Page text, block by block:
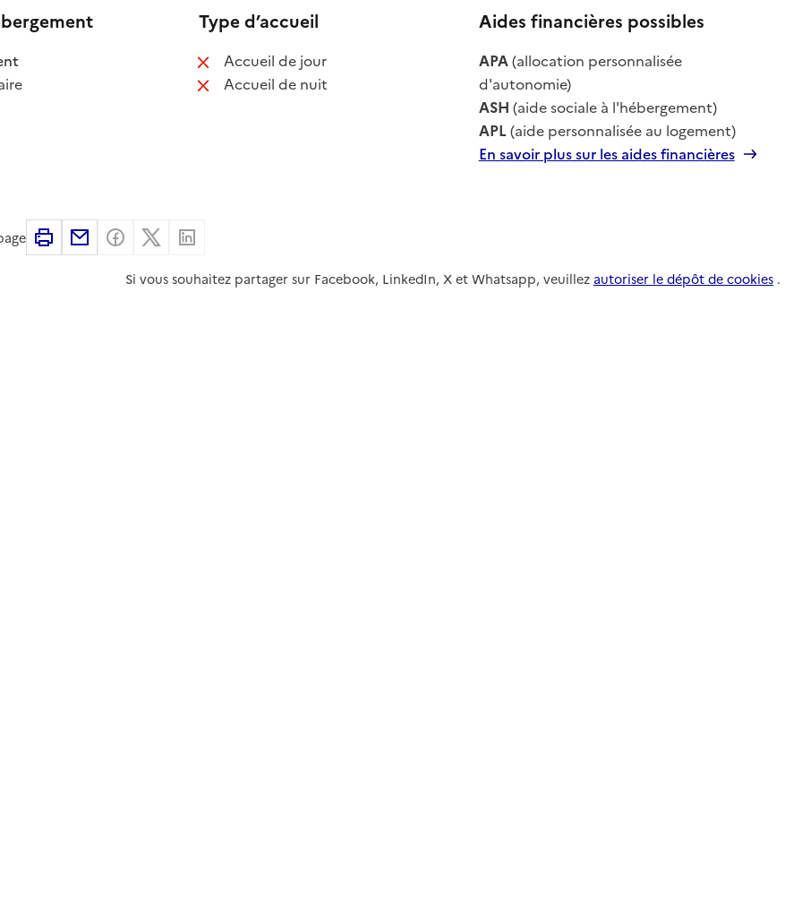
disponible
Type d’accueil
Accueil de jour: non disponible
Accueil de nuit: non disponible
Aides financières possibles
APA(allocation personnalisée
d'autonomie)
ASH (aide sociale à l'hébergement)
APL(aide personnalisée au logement)
En savoir plus sur les aides financières
ImprimerPartager par email
Partager sur Facebook
Partager sur X
Si vous souhaitez partager sur Facebook, LinkedIn, X et Whatsapp, veuillez autoriser le dépôt de cookies .